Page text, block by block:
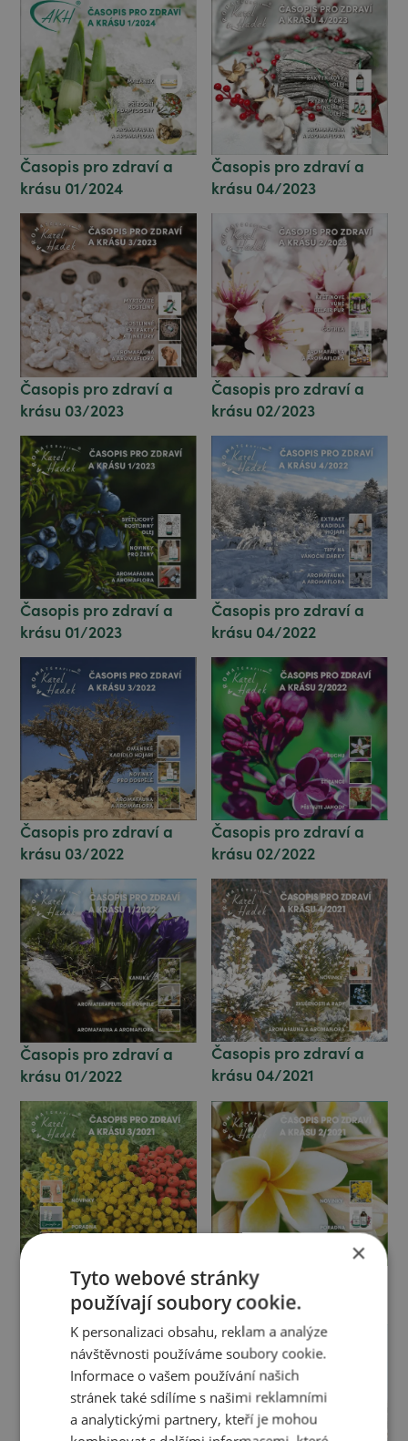
Časopis pro zdraví a
krásu 01/2024
Časopis pro zdraví a
krásu 04/2023
Časopis pro zdraví a
krásu 03/2023
Časopis pro zdraví a
krásu 02/2023
Časopis pro zdraví a
krásu 01/2023
Časopis pro zdraví a
krásu 04/2022
Časopis pro zdraví a
krásu 03/2022
Časopis pro zdraví a
krásu 02/2022
Časopis pro zdraví a
krásu 01/2022
Časopis pro zdraví a
krásu 04/2021
Časopis pro zdraví a
krásu 03/2021
Časopis pro zdraví a
krásu 02/2021
×
Tyto webové stránky
používají soubory cookie.
K personalizaci obsahu, reklam a analýze
návštěvnosti používáme soubory cookie.
Informace o vašem používání našich
stránek také sdílíme s našimi reklamními
a analytickými partnery, kteří je mohou